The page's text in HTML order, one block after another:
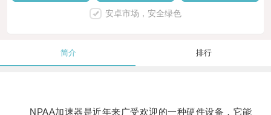
安卓市场，安全绿色
简介 排行
NPAA加速器是近年来广受欢迎的一种硬件设备，它能